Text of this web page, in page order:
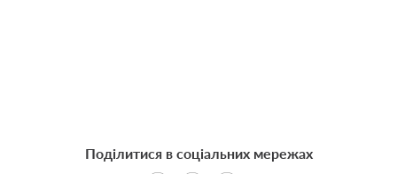
Поділитися в соціальних мережах